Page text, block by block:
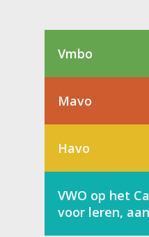
Vmbo
Mavo
Havo
VWO op het
voor leren,